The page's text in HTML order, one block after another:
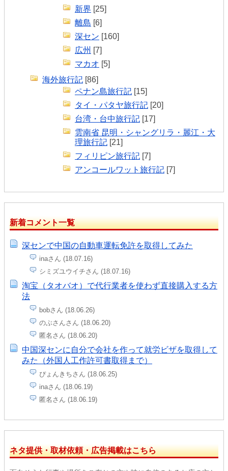
新界 [25]
離島 [6]
深セン [160]
広州 [7]
マカオ [5]
海外旅行記 [86]
ペナン島旅行記 [15]
タイ・パタヤ旅行記 [20]
台湾・台中旅行記 [17]
雲南省 昆明・シャングリラ・麗江・大
理旅行記 [21]
フィリピン旅行記 [7]
アンコールワット旅行記 [7]
新着コメント一覧
深センで中国の自動車運転免許を取得してみた
inaさん (18.07.16)
シミズユウイチさん (18.07.16)
淘宝（タオバオ）で代行業者を使わず直接購入する方
法
bobさん (18.06.26)
のぶさんさん (18.06.20)
匿名さん (18.06.20)
中国深センに自分で会社を作って就労ビザを取得して
みた（外国人工作許可書取得まで）
ぴょんきちさん (18.06.25)
inaさん (18.06.19)
匿名さん (18.06.19)
ネタ提供・取材依頼・広告掲載はこちら